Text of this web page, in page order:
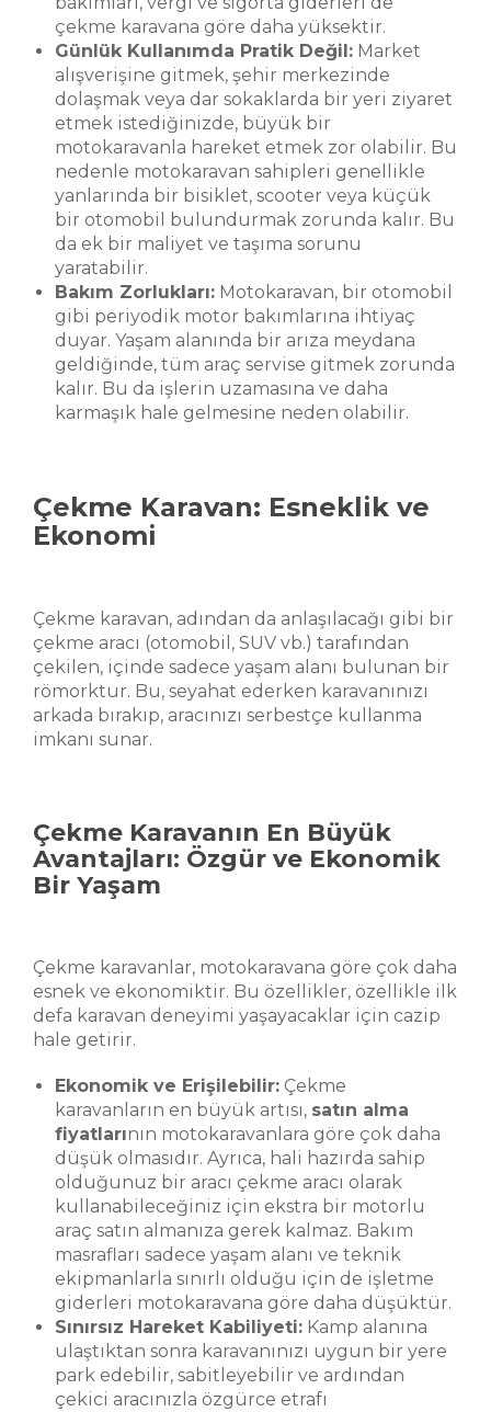
çekme karavana göre daha yüksektir.
Günlük Kullanımda Pratik Değil: Market
alışverişine gitmek, şehir merkezinde
dolaşmak veya dar sokaklarda bir yeri ziyaret
etmek istediğinizde, büyük bir
motokaravanla hareket etmek zor olabilir. Bu
nedenle motokaravan sahipleri genellikle
yanlarında bir bisiklet, scooter veya küçük
bir otomobil bulundurmak zorunda kalır. Bu
da ek bir maliyet ve taşıma sorunu
yaratabilir.
Bakım Zorlukları: Motokaravan, bir otomobil
gibi periyodik motor bakımlarına ihtiyaç
duyar. Yaşam alanında bir arıza meydana
geldiğinde, tüm araç servise gitmek zorunda
kalır. Bu da işlerin uzamasına ve daha
karmaşık hale gelmesine neden olabilir.
Çekme Karavan: Esneklik ve
Ekonomi
Çekme karavan, adından da anlaşılacağı gibi bir
çekme aracı (otomobil, SUV vb.) tarafından
çekilen, içinde sadece yaşam alanı bulunan bir
römorktur. Bu, seyahat ederken karavanınızı
arkada bırakıp, aracınızı serbestçe kullanma
imkanı sunar.
Çekme Karavanın En Büyük
Avantajları: Özgür ve Ekonomik
Bir Yaşam
Çekme karavanlar, motokaravana göre çok daha
esnek ve ekonomiktir. Bu özellikler, özellikle ilk
defa karavan deneyimi yaşayacaklar için cazip
hale getirir.
Ekonomik ve Erişilebilir: Çekme
karavanların en büyük artısı, satın alma
fiyatlarının motokaravanlara göre çok daha
düşük olmasıdır. Ayrıca, hali hazırda sahip
olduğunuz bir aracı çekme aracı olarak
kullanabileceğiniz için ekstra bir motorlu
araç satın almanıza gerek kalmaz. Bakım
masrafları sadece yaşam alanı ve teknik
ekipmanlarla sınırlı olduğu için de işletme
giderleri motokaravana göre daha düşüktür.
Sınırsız Hareket Kabiliyeti: Kamp alanına
ulaştıktan sonra karavanınızı uygun bir yere
park edebilir, sabitleyebilir ve ardından
çekici aracınızla özgürce etrafı